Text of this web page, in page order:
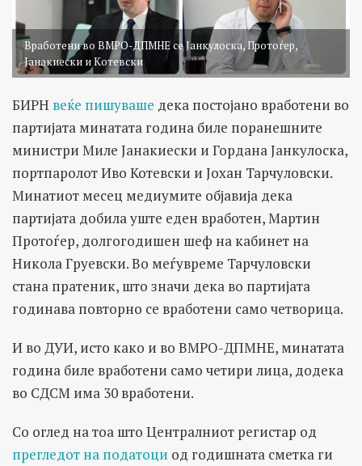
Вработени во ВМРО-ДПМНЕ се Јанкулоска, Протоѓер,
Јанакиески и Котевски
БИРН веќе пишуваше дека постојано вработени во
партијата минатата година биле поранешните
министри Миле Јанакиески и Гордана Јанкулоска,
портпаролот Иво Котевски и Јохан Тарчуловски.
Минатиот месец медиумите објавија дека
партијата добила уште еден вработен, Мартин
Протоѓер, долгогодишен шеф на кабинет на
Никола Груевски. Во меѓувреме Тарчуловски
стана пратеник, што значи дека во партијата
годинава повторно се вработени само четворица.
И во ДУИ, исто како и во ВМРО-ДПМНЕ, минатата
година биле вработени само четири лица, додека
во СДСМ има 30 вработени.
Со оглед на тоа што Централниот регистар од
прегледот на податоци од годишната сметка ги